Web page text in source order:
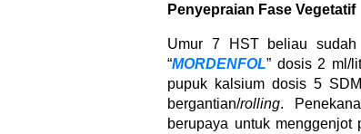
Penyepraian Fase Vegetatif
Umur 7 HST beliau sudah
“MORDENFOL” dosis 2 ml/
pupuk kalsium dosis 5
bergantian/rolling.
berupaya untuk